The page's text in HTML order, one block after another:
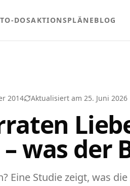
DOSAKTIONSPLÄNEBLOG
2014 Aktualisiert am 25. Juni 2026
was der
Eine Studie zeigt, was